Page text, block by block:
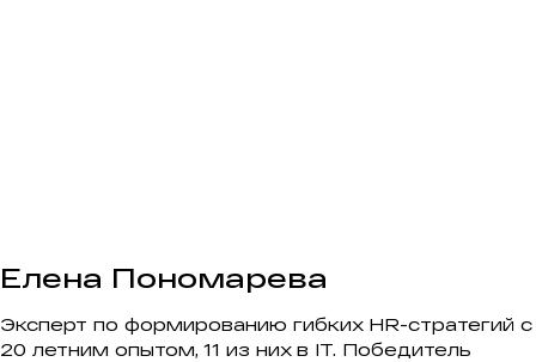
Елена Пономарева
Эксперт по формированию гибких HR-стратегий с
20 летним опытом, 11 из них в IT. Победитель